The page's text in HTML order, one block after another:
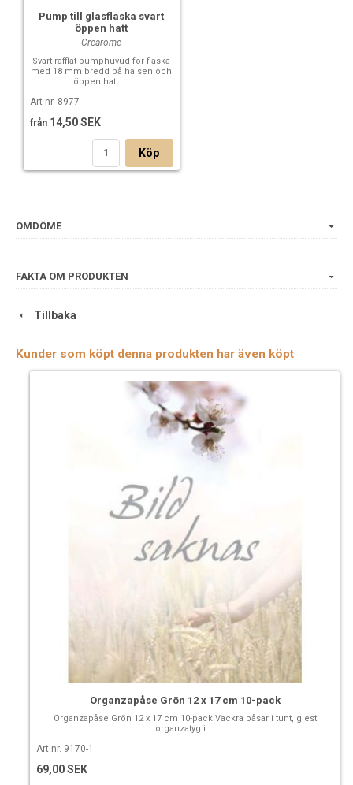
Pump till glasflaska svart
öppen hatt
Crearome
Svart räfflat pumphuvud för flaska
med 18 mm bredd på halsen och
öppen hatt. ...
Art nr. 8977
från 14,50 SEK
Köp
OMDÖME
FAKTA OM PRODUKTEN
Tillbaka
Kunder som köpt denna produkten har även köpt
Organzapåse Grön 12 x 17 cm 10-pack
Organzapåse Grön 12 x 17 cm 10-pack Vackra påsar i tunt, glest
organzatyg i ...
Art nr. 9170-1
69,00 SEK